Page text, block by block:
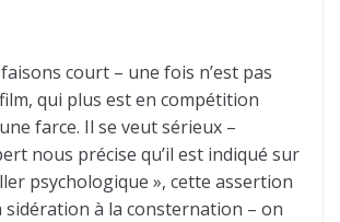
court – une fois n’est pas
qui plus est en compétition
farce. Il se veut sérieux –
nous précise qu’il est indiqué sur
psychologique », cette assertion
sidération à la consternation – on